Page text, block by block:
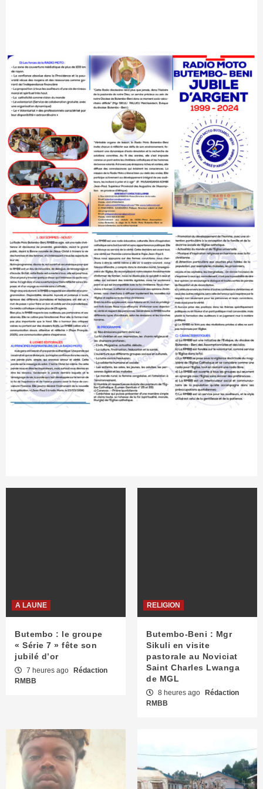
A LAUNE
Butembo : le groupe
« Série 7 » fête son
jubilé d’or
7 heures ago
Rédaction
RMBB
RELIGION
Butembo-Beni : Mgr
Sikuli en visite
pastorale au Noviciat
Saint Charles Lwanga
de MGL
8 heures ago
Rédaction
RMBB